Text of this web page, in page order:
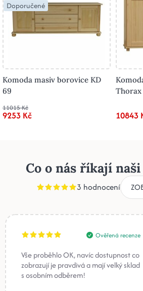
Doporučené
Komoda masiv borovice KD
69
11015 Kč
9253 Kč
Thorax
10843
Co o nás říkají
3 hodnocení
Ověřená recenze
Vše proběhlo OK, navíc dostupnost co
zobrazují je pravdivá a mají velký sklad
s osobním odběrem!